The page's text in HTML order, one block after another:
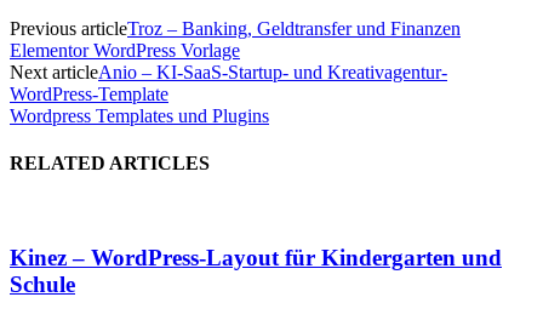
Previous articleTroz – Banking, Geldtransfer und Finanzen
Elementor WordPress Vorlage
Next articleAnio – KI-SaaS-Startup- und Kreativagentur-
WordPress-Template
Wordpress Templates und Plugins
RELATED ARTICLES
Kinez – WordPress-Layout für Kindergarten und
Schule